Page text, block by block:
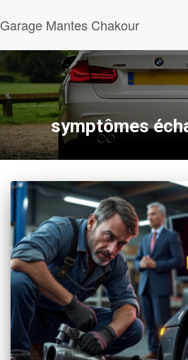
Garage Mantes Chakour
symptômes